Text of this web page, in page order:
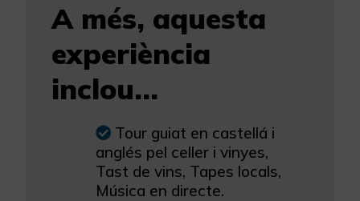
A més, aquesta
experiència
inclou...
Tour guiat en castellá i
anglés pel celler i vinyes,
Tast de vins, Tapes locals,
Música en directe.